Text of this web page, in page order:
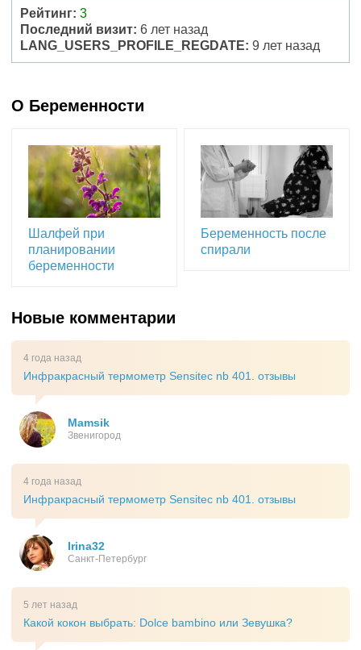
Рейтинг: 3
Последний визит: 6 лет назад
LANG_USERS_PROFILE_REGDATE: 9 лет назад
О Беременности
Шалфей при
планировании
беременности
Беременность после
спирали
Новые комментарии
4 года назад
Инфракрасный термометр Sensitec nb 401. отзывы
Mamsik
Звенигород
4 года назад
Инфракрасный термометр Sensitec nb 401. отзывы
Irina32
Санкт-Петербург
5 лет назад
Какой кокон выбрать: Dolce bambino или Зевушка?